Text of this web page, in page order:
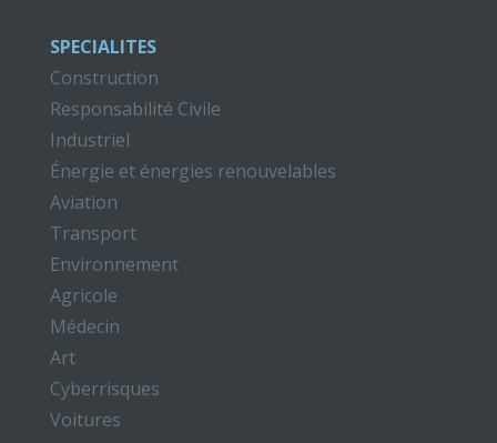
SPECIALITES
Construction
Responsabilité Civile
Industriel
Énergie et énergies renouvelables
Aviation
Transport
Environnement
Agricole
Médecin
Art
Cyberrisques
Voitures